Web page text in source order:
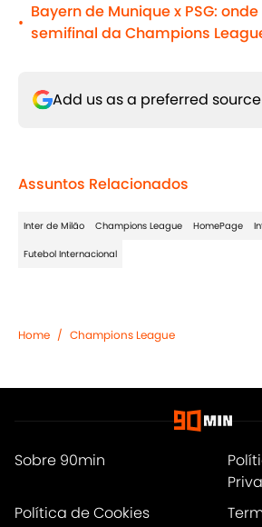
•
Bayern de Munique x PSG:
semifinal da Champions
Add us as a preferred
Assuntos Relacionados
Inter de Milão Champions League HomePage
Futebol Internacional
Home / Champions League
Sobre 90min
Política de Cookies